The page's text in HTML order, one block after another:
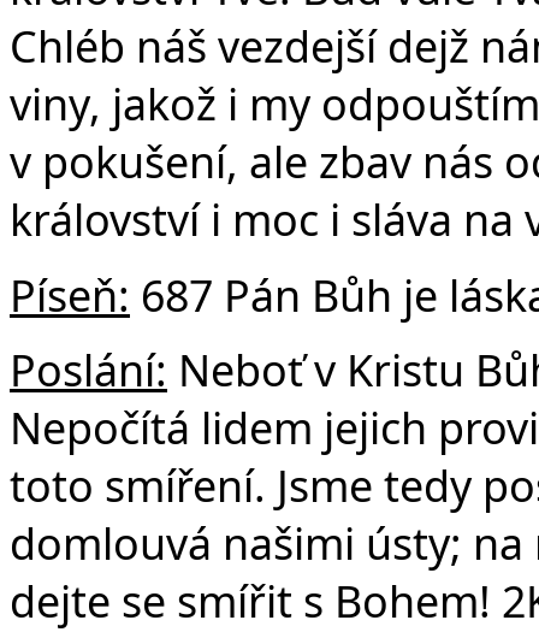
Chléb náš vezdejší dejž
viny, jakož i my
v pokušení, ale zbav nás
království i moc i sláva na
Píseň: 687 Pán Bůh je
Poslání: Neboť v Kristu
Nepočítá lidem jejich
toto smíření. Jsme tedy
domlouvá našimi ústy;
dejte se smířit s Bohem!